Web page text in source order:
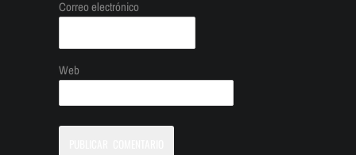
Correo electrónico
Web